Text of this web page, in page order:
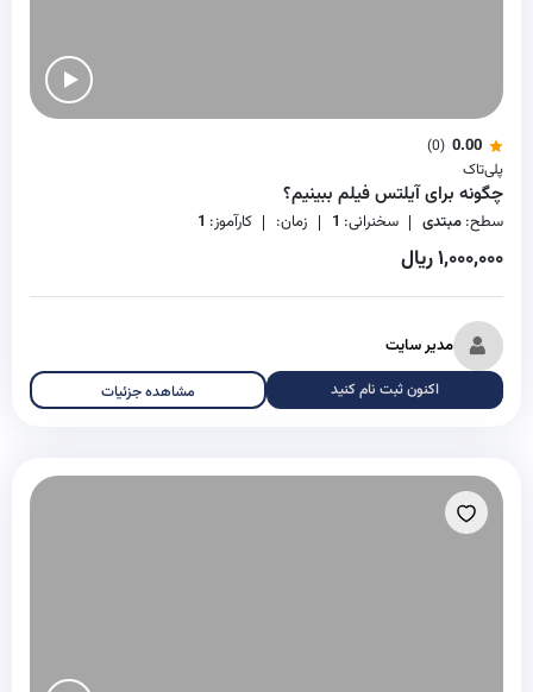
0.00
(0)
پلی‌تاک
چگونه برای آیلتس فیلم ببینیم؟
سطح: مبتدی سخنرانی: 1 زمان: کارآموز: 1
۱,۰۰۰,۰۰۰ ریال
مدیر سایت
اکنون ثبت نام کنید
مشاهده جزئیات